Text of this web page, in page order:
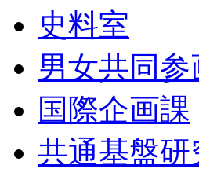
史料室
男女共同
国際企画課
共通基盤